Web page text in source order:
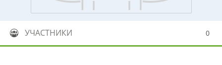
УЧАСТНИКИ 0